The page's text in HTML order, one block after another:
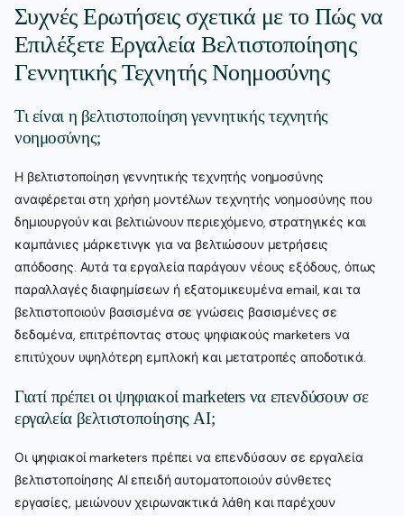
Συχνές Ερωτήσεις σχετικά με το Πώς να
Επιλέξετε Εργαλεία Βελτιστοποίησης
Γεννητικής Τεχνητής Νοημοσύνης
Τι είναι η βελτιστοποίηση γεννητικής τεχνητής
νοημοσύνης;
Η βελτιστοποίηση γεννητικής τεχνητής νοημοσύνης
αναφέρεται στη χρήση μοντέλων τεχνητής νοημοσύνης που
δημιουργούν και βελτιώνουν περιεχόμενο, στρατηγικές και
καμπάνιες μάρκετινγκ για να βελτιώσουν μετρήσεις
απόδοσης. Αυτά τα εργαλεία παράγουν νέους εξόδους, όπως
παραλλαγές διαφημίσεων ή εξατομικευμένα email, και τα
βελτιστοποιούν βασισμένα σε γνώσεις βασισμένες σε
δεδομένα, επιτρέποντας στους ψηφιακούς marketers να
επιτύχουν υψηλότερη εμπλοκή και μετατροπές αποδοτικά.
Γιατί πρέπει οι ψηφιακοί marketers να επενδύσουν σε
εργαλεία βελτιστοποίησης AI;
Οι ψηφιακοί marketers πρέπει να επενδύσουν σε εργαλεία
βελτιστοποίησης AI επειδή αυτοματοποιούν σύνθετες
εργασίες, μειώνουν χειρωνακτικά λάθη και παρέχουν